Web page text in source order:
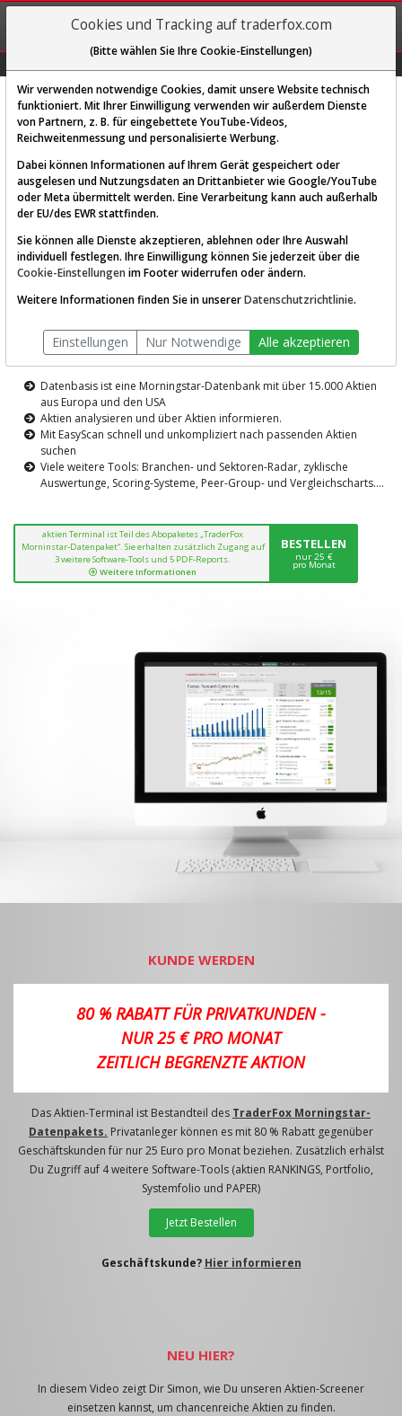
REGIS-
TRIEREN
Diese Funktion ist nur für
AKTIEN-TERMINAL
Die Aktienanalyse-Plattform von
TraderFox
Datenbasis ist eine Morningstar-Datenbank mit über 15.000 Aktien
aus Europa und den USA
Aktien analysieren und über Aktien informieren.
Mit EasyScan schnell und unkompliziert nach passenden Aktien
suchen
Viele weitere Tools: Branchen- und Sektoren-Radar, zyklische
Auswertunge, Scoring-Systeme, Peer-Group- und Vergleichscharts....
aktien Terminal ist Teil des Abopaketes „TraderFox
Morninstar-Datenpaket“. Sie erhalten zusätzlich Zugang auf
3 weitere Software-Tools und 5 PDF-Reports.
Weitere Informationen
BESTELLEN
nur 25 €
pro Monat
KUNDE WERDEN
80 % RABATT FÜR PRIVATKUNDEN -
NUR 25 € PRO MONAT
ZEITLICH BEGRENZTE AKTION
Das Aktien-Terminal ist Bestandteil des TraderFox Morningstar-
Datenpakets. Privatanleger können es mit 80 % Rabatt gegenüber
Geschäftskunden für nur 25 Euro pro Monat beziehen. Zusätzlich erhälst
Du Zugriff auf 4 weitere Software-Tools (aktien RANKINGS, Portfolio,
Systemfolio und PAPER)
Jetzt Bestellen
Geschäftskunde? Hier informieren
NEU HIER?
In diesem Video zeigt Dir Simon, wie Du unseren Aktien-Screener
einsetzen kannst, um chancenreiche Aktien zu finden.
Cookies und Tracking auf traderfox.com
(Bitte wählen Sie Ihre Cookie-Einstellungen)
Wir verwenden notwendige Cookies, damit unsere Website technisch
funktioniert. Mit Ihrer Einwilligung verwenden wir außerdem Dienste
von Partnern, z. B. für eingebettete YouTube-Videos,
Reichweitenmessung und personalisierte Werbung.
Dabei können Informationen auf Ihrem Gerät gespeichert oder
ausgelesen und Nutzungsdaten an Drittanbieter wie Google/YouTube
oder Meta übermittelt werden. Eine Verarbeitung kann auch außerhalb
der EU/des EWR stattfinden.
Sie können alle Dienste akzeptieren, ablehnen oder Ihre Auswahl
individuell festlegen. Ihre Einwilligung können Sie jederzeit über die
Cookie-Einstellungen im Footer widerrufen oder ändern.
Weitere Informationen finden Sie in unsererDatenschutzrichtlinie.
Einstellungen Nur Notwendige Alle akzeptieren